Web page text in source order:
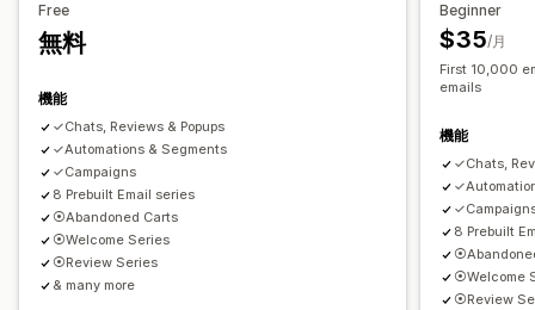
カスタムキャンペーン
テンプレート
インポートとエクスポート
メールドメイン メールアドレスの収集リスト
トリガーとルール
オートメーション ターゲティング
セグメンテーション 追跡
インポートとエクスポート
オートメーション
カスタムリクエスト
Free
無料
機能
✓Chats, Reviews & Popups
✓Automations & Segments
✓Campaigns
8 Prebuilt Email series
⦿Abandoned Carts
⦿Welcome Series
⦿Review Series
& many more
Beginner
$35/月
First 10,000
emails
機能
✓Chats,
8 Prebuilt
⦿Welcome
⦿Review